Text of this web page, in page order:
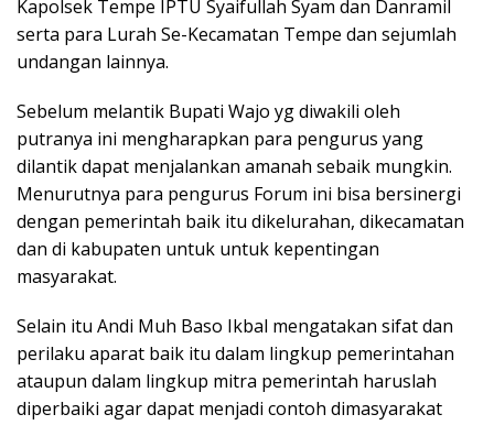
Kapolsek Tempe IPTU Syaifullah Syam dan Danramil
serta para Lurah Se-Kecamatan Tempe dan sejumlah
undangan lainnya.
Sebelum melantik Bupati Wajo yg diwakili oleh
putranya ini mengharapkan para pengurus yang
dilantik dapat menjalankan amanah sebaik mungkin.
Menurutnya para pengurus Forum ini bisa bersinergi
dengan pemerintah baik itu dikelurahan, dikecamatan
dan di kabupaten untuk untuk kepentingan
masyarakat.
Selain itu Andi Muh Baso Ikbal mengatakan sifat dan
perilaku aparat baik itu dalam lingkup pemerintahan
ataupun dalam lingkup mitra pemerintah haruslah
diperbaiki agar dapat menjadi contoh dimasyarakat